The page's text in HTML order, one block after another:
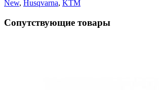
New, Husqvarna, KTM
Сопутствующие товары